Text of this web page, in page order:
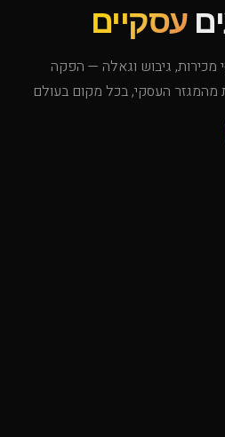
עסקיים
מכירות, גיבוש וגאלה — הפקה
העסקי, בכל מקום בעולם